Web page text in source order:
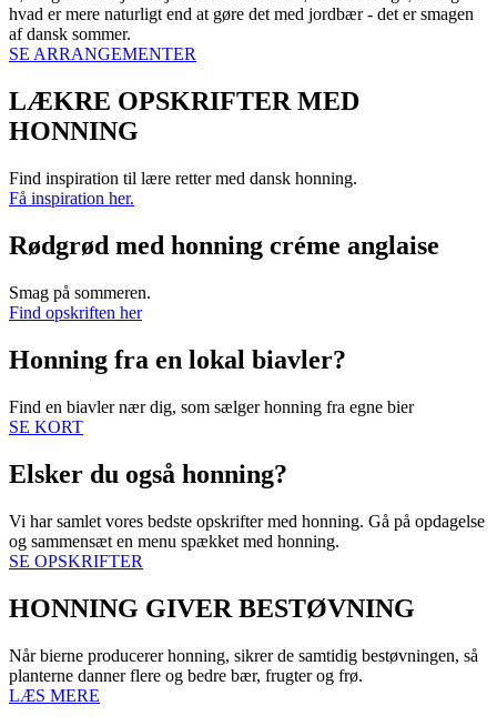
hvad er mere naturligt end at gøre det med jordbær - det er smagen
af dansk sommer.
SE ARRANGEMENTER
LÆKRE OPSKRIFTER MED
HONNING
Find inspiration til lære retter med dansk honning.
Få inspiration her.
Rødgrød med honning créme anglaise
Smag på sommeren.
Find opskriften her
Honning fra en lokal biavler?
Find en biavler nær dig, som sælger honning fra egne bier
SE KORT
Elsker du også honning?
Vi har samlet vores bedste opskrifter med honning. Gå på opdagelse
og sammensæt en menu spækket med honning.
SE OPSKRIFTER
HONNING GIVER BESTØVNING
Når bierne producerer honning, sikrer de samtidig bestøvningen, så
planterne danner flere og bedre bær, frugter og frø.
LÆS MERE